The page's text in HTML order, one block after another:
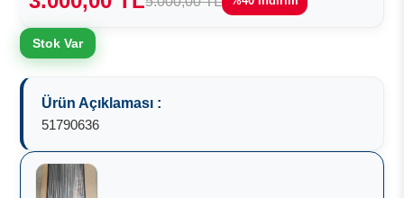
Stok Var
Ürün Açıklaması :
51790636